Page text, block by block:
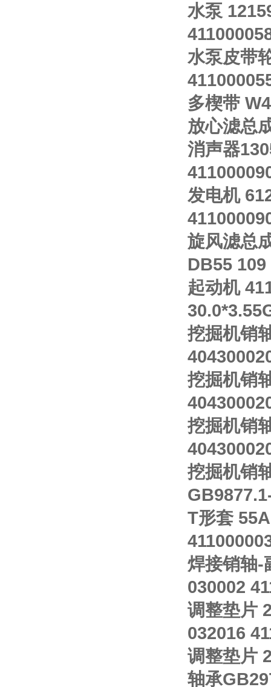
水泵
水泵皮带
多楔带
放心滤总
消声器
发电机
旋风滤总
DB55
起动机
挖掘机销
挖掘机销
挖掘机销
挖掘机销
T形套
焊接销轴-
030002
调整垫片
032016
调整垫片
轴承